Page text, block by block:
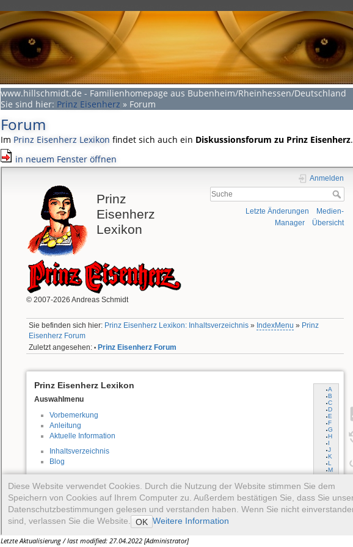
www.hillschmidt.de - Familienhomepage aus Bubenheim/Rheinhessen/Deutschland
Sie sind hier: Prinz Eisenherz » Forum
Forum
Im Prinz Eisenherz Lexikon findet sich auch ein Diskussionsforum zu Prinz Eisenherz.
in neuem Fenster öffnen
Letzte Aktualisierung / last modified: 27.04.2022 [Administrator]